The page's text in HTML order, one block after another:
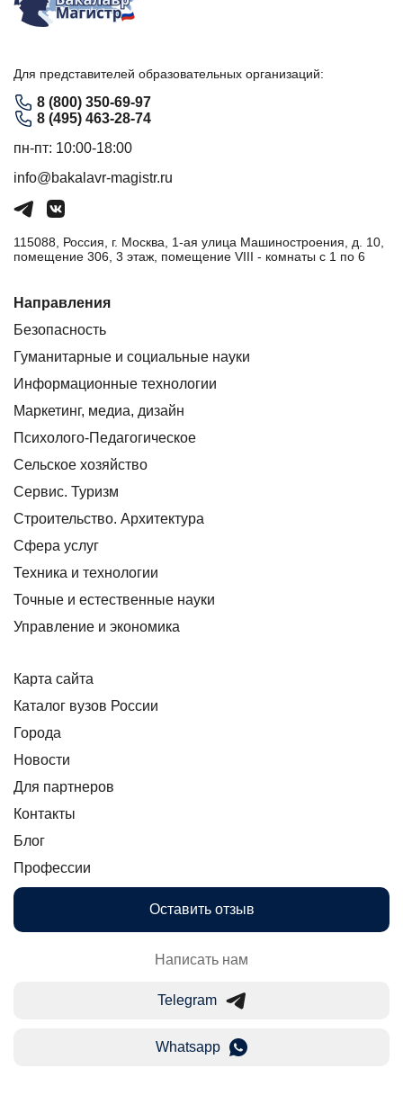
Для представителей образовательных организаций:
8 (800) 350-69-97
8 (495) 463-28-74
пн-пт: 10:00-18:00
info@bakalavr-magistr.ru
115088, Россия, г. Москва, 1-ая улица Машиностроения, д. 10,
помещение 306, 3 этаж, помещение VIII - комнаты с 1 по 6
Направления
Безопасность
Гуманитарные и социальные науки
Информационные технологии
Маркетинг, медиа, дизайн
Психолого-Педагогическое
Сельское хозяйство
Сервис. Туризм
Строительство. Архитектура
Сфера услуг
Техника и технологии
Точные и естественные науки
Управление и экономика
Карта сайта
Каталог вузов России
Города
Новости
Для партнеров
Контакты
Блог
Профессии
Оставить отзыв
Написать нам
Telegram
Whatsapp